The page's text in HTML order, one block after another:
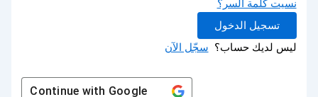
نسيت كلمة السر؟
تسجيل الدخول
ليس لديك حساب؟ سجّل الآن
Continue withGoogle